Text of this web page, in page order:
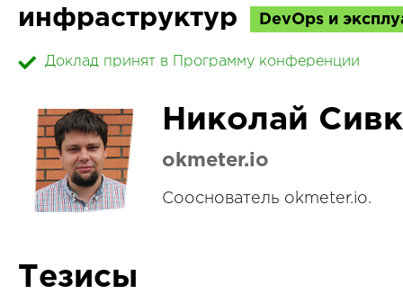
инфраструктур
DevOps и
Доклад принят в Программу конференции
Николай
okmeter.io
Сооснователь okmeter.io.
Тезисы